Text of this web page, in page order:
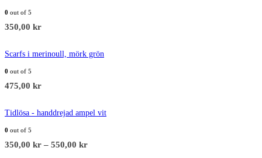
0 out of 5
350,00 kr
Scarfs i merinoull, mörk grön
0 out of 5
475,00 kr
Tidlösa - handdrejad ampel vit
0 out of 5
350,00 kr – 550,00 kr